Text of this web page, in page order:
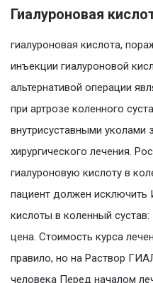
Гиалуроновая
гиалуроновая кислота,
инъекции гиалуроновой
альтернативой операции
при артрозе коленного
внутрисуставными уколами
хирургического лечения.
гиалуроновую кислоту в
пациент должен исключить
кислоты в коленный сустав:
цена. Стоимость курса
правило, но на Раствор
человека Перед началом